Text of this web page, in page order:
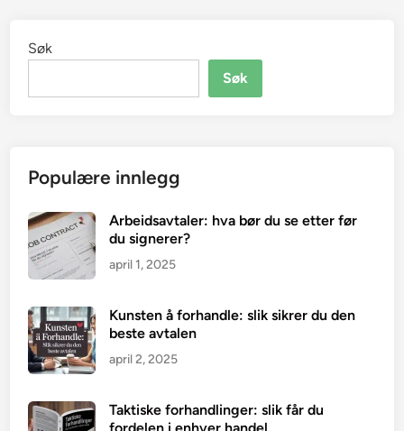
Søk
Søk
Populære innlegg
Arbeidsavtaler: hva bør du se etter før
du signerer?
april 1, 2025
Kunsten å forhandle: slik sikrer du den
beste avtalen
april 2, 2025
Taktiske forhandlinger: slik får du